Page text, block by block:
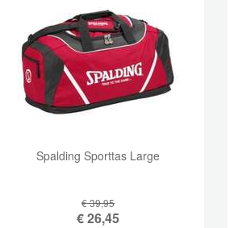
Spalding Sporttas Large
€ 39,95
€26,45